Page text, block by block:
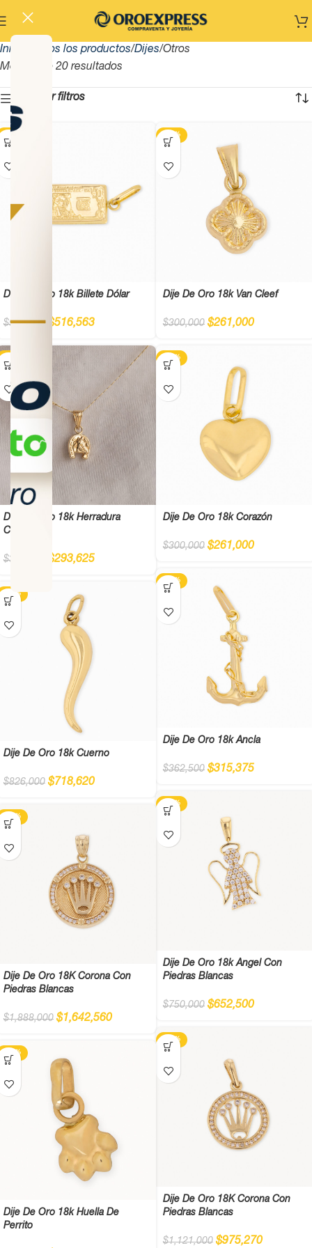
Inicio Todos los productos Dijes Otros
Mostrando 20 resultados
Mostrar filtros
Dije De Oro 18k Billete Dólar
$593,750 $516,563
-13%
Dije De Oro 18k Van Cleef
$300,000 $261,000
Dije De Oro 18k Herradura
Caballo
$337,500 $293,625
-13%
Dije De Oro 18k Corazón
$300,000 $261,000
-13%
Dije De Oro 18k Ancla
$362,500 $315,375
-13%
Dije De Oro 18k Cuerno
$826,000 $718,620
-13%
Dije De Oro 18k Ángel Con
Piedras Blancas
$750,000 $652,500
-13%
Dije De Oro 18K Corona Con
Piedras Blancas
$1,888,000 $1,642,560
-13%
Dije De Oro 18K Corona Con
Piedras Blancas
$1,121,000 $975,270
-13%
Dije De Oro 18k Huella De
Perrito